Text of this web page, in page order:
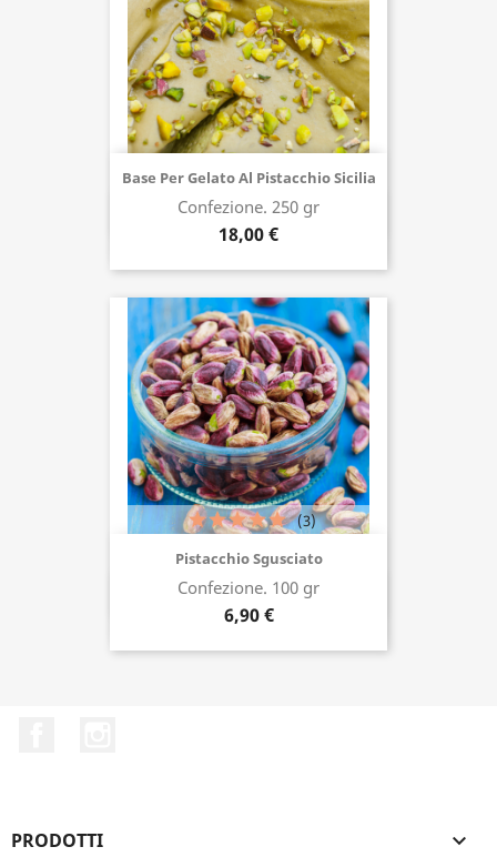
Base Per Gelato Al Pistacchio Sicilia
Confezione. 250 gr
18,00 €
Acquista ora
Pistacchio Sgusciato
Confezione. 100 gr
6,90 €
(3)
Acquista ora
PRODOTTI 